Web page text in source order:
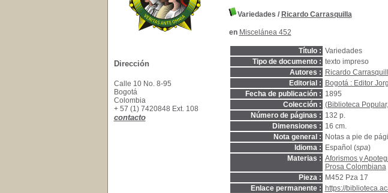
Variedades / Ricardo Carrasquilla
en Miscelánea 452
Título : Variedades
Tipo de documento : texto impreso
Autores :
Ricardo
Editorial :
Bogotá : Editor
Fecha de publicación : 1895
Colección : (Biblioteca
Número de páginas : 132 p.
Dimensiones : 16 cm.
Nota general :
Notas a pie de
Idioma :
Español (spa)
Materias : Aforismos y
Prosa Colombiana
Pieza :
M452 Pza 17
Enlace permanente :
https://
Dirección
Calle 10 No. 8-95
Bogotá
Colombia
+ 57 (1) 7420848 Ext. 108
contacto